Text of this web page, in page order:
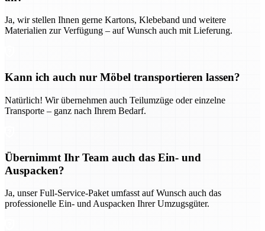
Ja, wir stellen Ihnen gerne Kartons, Klebeband und weitere
Materialien zur Verfügung – auf Wunsch auch mit Lieferung.
Kann ich auch nur Möbel transportieren lassen?
Natürlich! Wir übernehmen auch Teilumzüge oder einzelne
Transporte – ganz nach Ihrem Bedarf.
Übernimmt Ihr Team auch das Ein- und
Auspacken?
Ja, unser Full-Service-Paket umfasst auf Wunsch auch das
professionelle Ein- und Auspacken Ihrer Umzugsgüter.